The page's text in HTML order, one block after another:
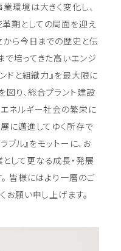
環境は大きく変化し、
期としての局面を迎え
から今日までの歴史と伝
培ってきた高いエンジ
ドと組織力』を最大限に
り、総合プラント建設
エネルギー社会の繁栄に
に邁進してゆく所存で
ブル』をモットーに、お
して更なる成長・発展
皆様にはより一層のご
お願い申し上げます。